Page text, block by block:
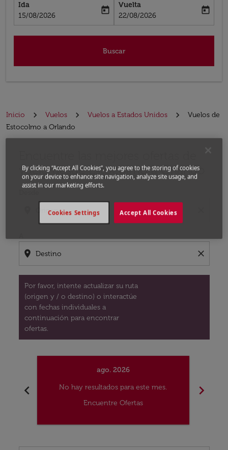
Ida
fc-booking-departure-date-aria-label
15/08/2026
today
Vuelta
fc-booking-return-date-aria-label
22/08/2026
today
Buscar
Inicio Vuelos Vuelos a Estados Unidos
Vuelos de
Estocolmo a Orlando
vuelo desde Estocolmo a Orlando
location_on close
Por favor, intente actualizar su ruta
(origen y / o destino) o interactúe
con fechas individuales a
continuación para encontrar
ofertas.
chevron_left
ago. 2026
No hay resultados para este mes.
Encuentre Ofertas
chevron_right
By clicking “Accept All Cookies”, you agree to the storing of cookies
on your device to enhance site navigation, analyze site usage, and
assist in our marketing efforts.
Accept All Cookies
Cookies Settings